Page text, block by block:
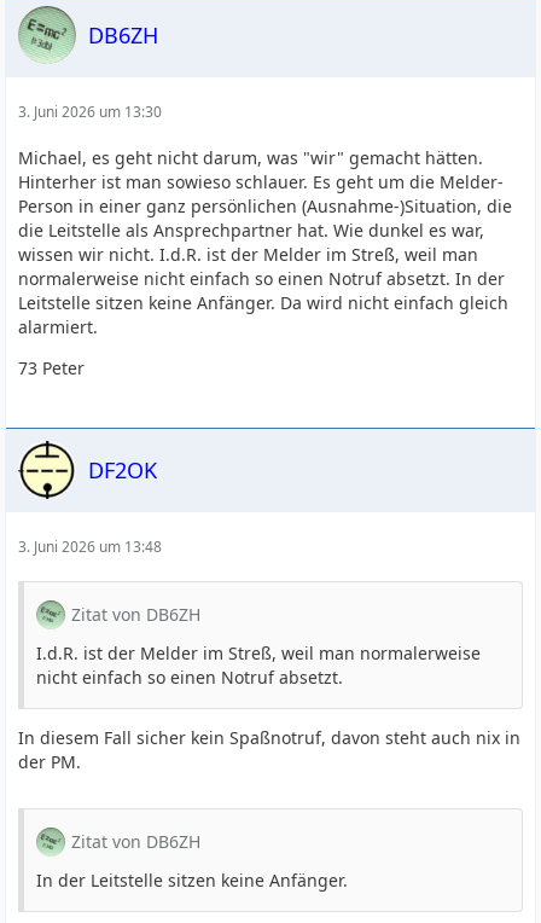
DB6ZH
3. Juni 2026 um 13:30
Michael, es geht nicht darum, was "wir" gemacht hätten.
Hinterher ist man sowieso schlauer. Es geht um die Melder-
Person in einer ganz persönlichen (Ausnahme-)Situation, die
die Leitstelle als Ansprechpartner hat. Wie dunkel es war,
wissen wir nicht. I.d.R. ist der Melder im Streß, weil man
normalerweise nicht einfach so einen Notruf absetzt. In der
Leitstelle sitzen keine Anfänger. Da wird nicht einfach gleich
alarmiert.
73 Peter
DF2OK
3. Juni 2026 um 13:48
Zitat von DB6ZH
I.d.R. ist der Melder im Streß, weil man normalerweise
nicht einfach so einen Notruf absetzt.
In diesem Fall sicher kein Spaßnotruf, davon steht auch nix in
der PM.
Zitat von DB6ZH
In der Leitstelle sitzen keine Anfänger.